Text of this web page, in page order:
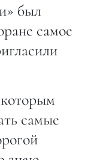
был
самое
самые